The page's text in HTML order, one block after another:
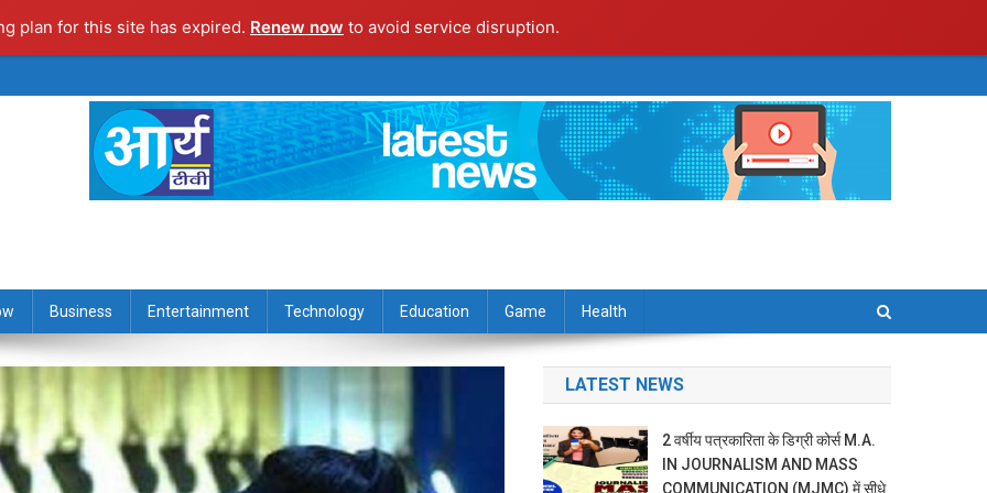
plan for this site has expired. Renew now to avoid service disruption.
Business Entertainment Technology Education Game Health
LATEST NEWS
2 वर्षीय पत्रकारिता के डिग्री कोर्स M.A.
IN JOURNALISM AND MASS
COMMUNICATION (MJMC) में सीधे